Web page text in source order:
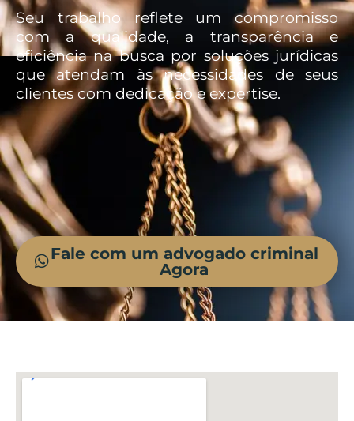
Seu trabalho reflete um compromisso
com a qualidade, a transparência e
eficiência na busca por soluções jurídicas
que atendam às necessidades de seus
clientes com dedicação e expertise.
Fale com um advogado criminal
Agora